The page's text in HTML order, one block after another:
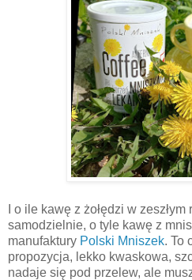
I o ile kawę z żołędzi w
samodzielnie, o tyle kawę z
manufaktury Polski Mniszek. To
propozycja, lekko kwaskowa,
nadaje się pod przelew, ale